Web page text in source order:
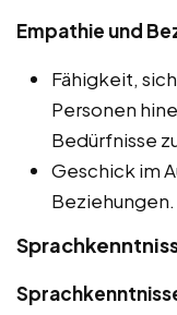
Empathie und
Fähigkeit,
Personen
Bedürfnisse
Geschick im
Beziehungen.